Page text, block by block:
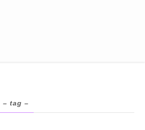
– tag –